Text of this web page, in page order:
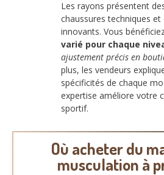
Les rayons présentent
chaussures techniques et
innovants. Vous bénéficiez
varié pour chaque
ajustement précis en
plus, les vendeurs
spécificités de chaque
expertise améliore votre
sportif.
Où acheter du
musculation à